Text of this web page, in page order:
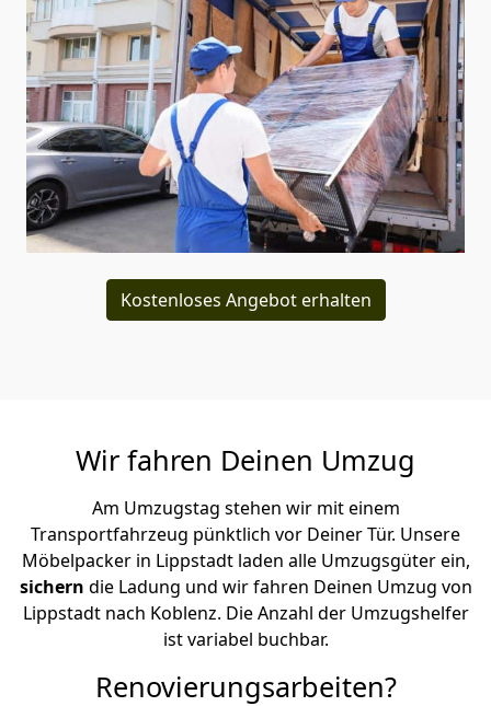
Kostenloses Angebot erhalten
Wir fahren Deinen Umzug
Am Umzugstag stehen wir mit einem
Transportfahrzeug pünktlich vor Deiner Tür. Unsere
Möbelpacker in Lippstadt laden alle Umzugsgüter ein,
sichern die Ladung und wir fahren Deinen Umzug von
Lippstadt nach Koblenz. Die Anzahl der Umzugshelfer
ist variabel buchbar.
Renovierungsarbeiten?